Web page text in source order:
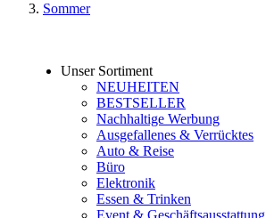
Sommer
Unser Sortiment
NEUHEITEN
BESTSELLER
Nachhaltige Werbung
Ausgefallenes & Verrücktes
Auto & Reise
Büro
Elektronik
Essen & Trinken
Event & Geschäftsausstattung